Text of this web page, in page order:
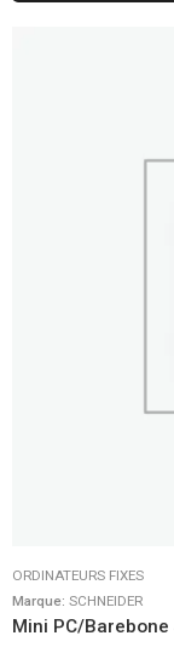
ORDINATEURS FIXES
Marque: SCHNEIDER